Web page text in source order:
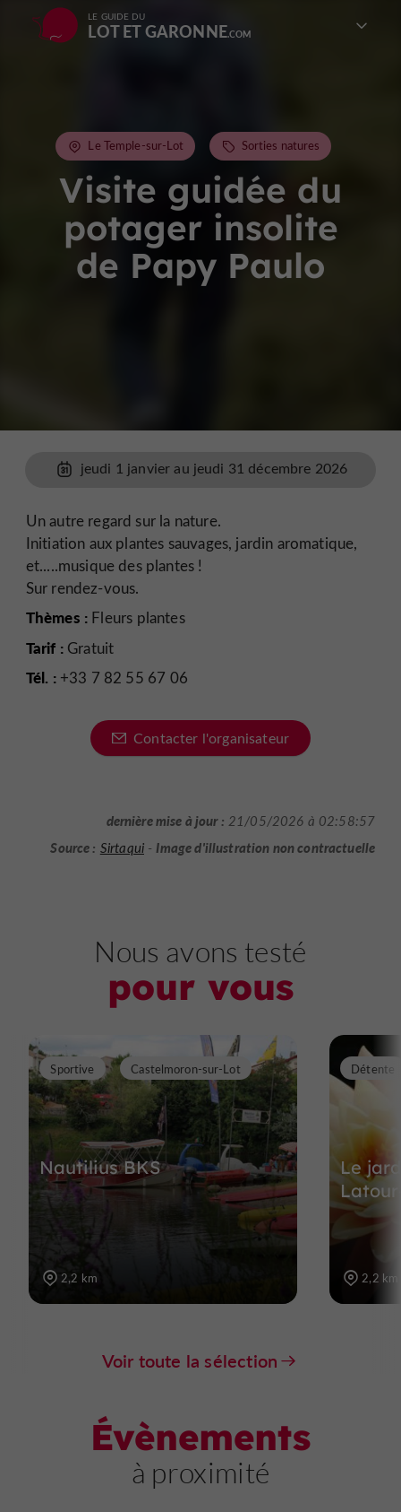
LE GUIDE DU
LOT ET GARONNE
Visite guidée du
potager insolite
de Papy Paulo
Le Temple-sur-Lot Sorties natures
jeudi 1 janvier au jeudi 31 décembre 2026
Un autre regard sur la nature.
Initiation aux plantes sauvages, jardin aromatique,
et.....musique des plantes !
Sur rendez-vous.
Thèmes : Fleurs plantes
Tarif :Gratuit
Tél. :+33 7 82 55 67 06
Contacter l'organisateur
dernière mise à jour : 21/05/2026 à 02:58:57
Source : Sirtaqui- Image d'illustration non contractuelle
Nous avons testé
pour vous
Nautilius BKS
Sportive Castelmoron-sur-Lot
2,2 km
Le
Détente
2,2 km
Voir toute la sélection
Évènements
à proximité